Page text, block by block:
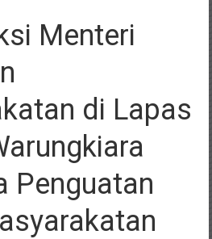
Menteri
di Lapas
Penguatan